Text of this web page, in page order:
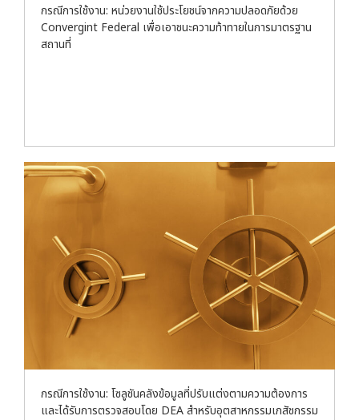
กรณีการใช้งาน: หน่วยงานใช้ประโยชน์จากความปลอดภัยด้วย
Convergint Federal เพื่อเอาชนะความท้าทายในการมาตรฐาน
สถานที่
กรณีการใช้งาน: โซลูชันคลังข้อมูลที่ปรับแต่งตามความต้องการ
และได้รับการตรวจสอบโดย DEA สำหรับอุตสาหกรรมเภสัชกรรม